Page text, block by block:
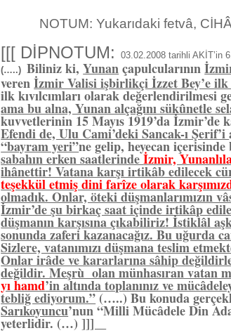
NOTUM: Yukarıdaki fetvâ,
[[[ DİPNOTUM: 03.02.2008 tarihli AKİT’in
(…..) Biliniz ki,Yunançapulcularının
verenİzmir Valisi işbirlikçi İzzet Bey’e
ilk kıvılcımları olarak değerlendirilmesi
ama bu alna, Yunan alçağını sükûnetle
kuvvetlerinin 15 Mayıs 1919’da İzmir’de
Efendi de, Ulu Cami’deki Sancak-ı Şerif’i
“bayram yeri”ne gelip, heyecan
sabahın erken saatlerindeİzmir,
ihânettir! Vatana karşı irtikâb edilecek
teşekkül etmiş dini farîze olarak
olmadık. Onlar, öteki düşmanlarımızın
İzmir’de şu birkaç saat içinde irtikâp
düşmanın karşısına çıkabiliriz! İstiklâl
sonunda zaferi kazanacağız. Bu uğurda
Sizlere, vatanımızı düşmana teslim
Onlar irâde ve kararlarına sâhip
değildir. Meşrù olan münhasıran vatan
yı hamd’in altında toplanınız ve
tebliğ ediyorum.”(…..) Bu konuda
Sarıkoyuncu’nun “Milli Mücâdele Din
yeterlidir. (…) ]]]